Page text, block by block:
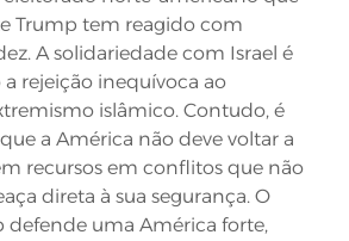
Trump tem reagido com
A solidariedade com Israel é
rejeição inequívoca ao
islâmico. Contudo, é
a América não deve voltar a
recursos em conflitos que não
direta à sua segurança. O
defende uma América forte,